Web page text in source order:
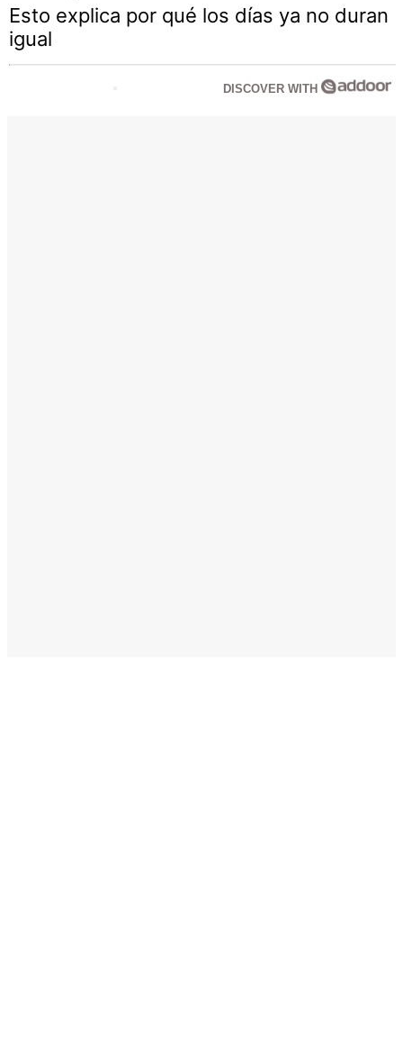
Esto explica por qué los días ya no duran
igual
DISCOVER WITH